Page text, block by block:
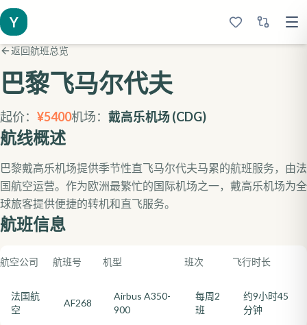
Y
返回航班总览
巴黎飞马尔代夫
起价： ¥5400机场： 戴高乐机场(CDG)
航线概述
巴黎戴高乐机场提供季节性直飞马尔代夫马累的航班服务，由法
国航空运营。作为欧洲最繁忙的国际机场之一，戴高乐机场为全
球旅客提供便捷的转机和直飞服务。
航班信息
航空公司 航班号 机型 班次 飞行时长
法国航
空
AF268
Airbus A350-
900
每周2
班
约9小时45
分钟